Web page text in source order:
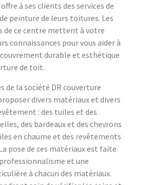
à ses clients des services de
peinture de leurs toitures. Les
de ce centre mettent à votre
connaissances pour vous aider à
durable et esthétique
de toit.
de la société DR couverture
divers matériaux et divers
: des tuiles et des
des bardeaux et des chevrons
en chaume et des revêtements
pose de ces matériaux est faite
et une
à chacun des matériaux.